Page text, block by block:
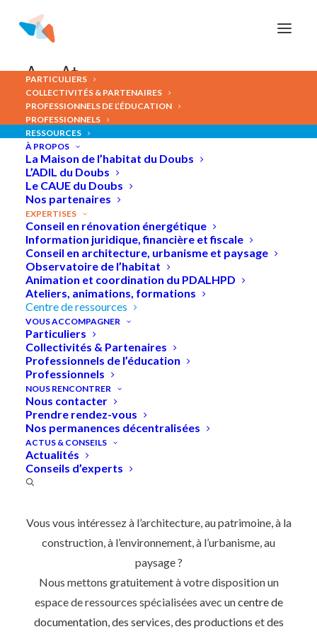
PARTICULIERS
COLLECTIVITÉS & PARTENAIRES
PROFESSIONNELS DE L’ÉDUCATION
PROFESSIONNELS
RESSOURCES
À PROPOS
La Maison de l’habitat du Doubs
L’ADIL du Doubs
Le CAUE du Doubs
Nos partenaires
EXPERTISES
Conseil en rénovation énergétique
Information juridique, financière et fiscale
Conseil en architecture, urbanisme et paysage
Observatoire de l’habitat
Animation et coordination du PDALHPD
Ateliers, animations, formations
Centre de ressources
VOUS ACCOMPAGNER
Particuliers
Collectivités & Partenaires
Professionnels de l’éducation
Professionnels
NOUS RENCONTRER
Nous contacter
Prendre rendez-vous
Nos permanences décentralisées
ACTUS & CONSEILS
Actualités
Conseils d’experts
A- A+
RESSOURCES
Accueil
Ressources en architecture,
environnement
Vous vous intéressez à l’architecture, au patrimoine, à la
construction, à l’environnement, à l’urbanisme, au
paysage ?
Nous mettons gratuitement à votre disposition un
espace de ressources spécialisées avec uncentre de
documentation, des services,des productions etdes